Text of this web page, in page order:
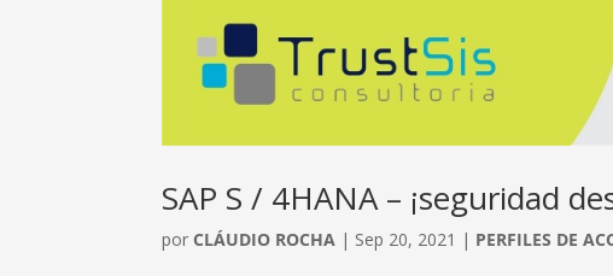
SAP S / 4HANA – ¡seguridad
por CLÁUDIO ROCHA | Sep 20, 2021 | PERFILES DE